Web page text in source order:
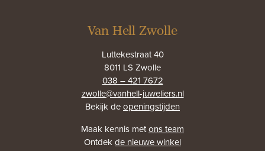
Van Hell Zwolle
Luttekestraat 40
8011 LS Zwolle
038 – 421 7672
zwolle@vanhell-juweliers.nl
Bekijk deopeningstijden
Maak kennis metons team
Ontdekde nieuwe winkel